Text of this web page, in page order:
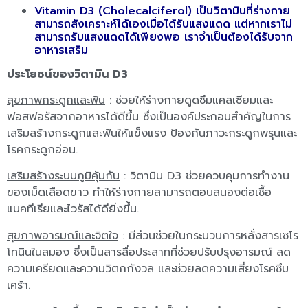
Vitamin D3 (Cholecalciferol) เป็นวิตามินที่ร่างกาย
สามารถสังเคราะห์ได้เองเมื่อได้รับแสงแดด แต่หากเราไม่
สามารถรับแสงแดดได้เพียงพอ เราจำเป็นต้องได้รับจาก
อาหารเสริม
ประโยชน์ของวิตามิน D3
สุขภาพกระดูกและฟัน : ช่วยให้ร่างกายดูดซึมแคลเซียมและ
ฟอสฟอรัสจากอาหารได้ดีขึ้น ซึ่งเป็นองค์ประกอบสำคัญในการ
เสริมสร้างกระดูกและฟันให้แข็งแรง ป้องกันภาวะกระดูกพรุนและ
โรคกระดูกอ่อน.
เสริมสร้างระบบภูมิคุ้มกัน : วิตามิน D3 ช่วยควบคุมการทำงาน
ของเม็ดเลือดขาว ทำให้ร่างกายสามารถตอบสนองต่อเชื้อ
แบคทีเรียและไวรัสได้ดียิ่งขึ้น.
สุขภาพอารมณ์และจิตใจ : มีส่วนช่วยในกระบวนการหลั่งสารเซโร
โทนินในสมอง ซึ่งเป็นสารสื่อประสาทที่ช่วยปรับปรุงอารมณ์ ลด
ความเครียดและความวิตกกังวล และช่วยลดความเสี่ยงโรคซึม
เศร้า.